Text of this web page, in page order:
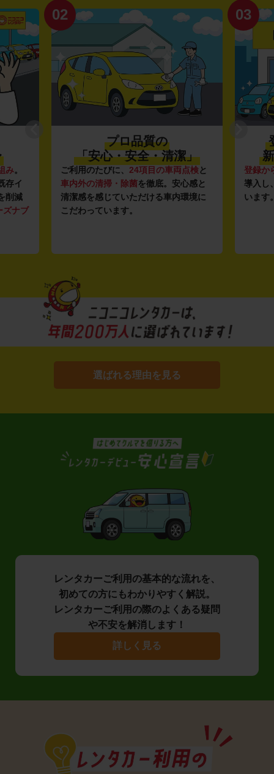
み。
存イ
削減
ズナブ
02
プロ品質の
「安心・安全・清潔」
ご利用のたびに、 24項目の車両点検と
車内外の清掃・除菌を徹底。安心感と
清潔感を感じていただける車内環境に
こだわっています。
03
登録か
導入し
います
選ばれる理由を見る
レンタカーご利用の基本的な流れを、
初めての方にもわかりやすく解説。
レンタカーご利用の際のよくある疑問
や不安を解消します！
詳しく見る